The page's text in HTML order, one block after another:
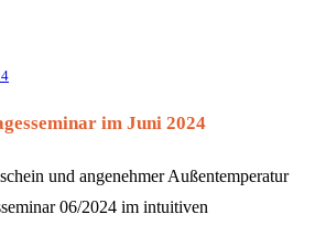
im Juni 2024
und angenehmer Außentemperatur
06/2024 im intuitiven